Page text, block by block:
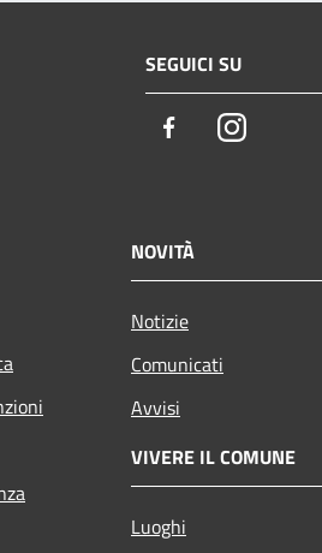
SEGUICI SU
FacebookInstagram
NOVITÀ
Notizie
Comunicati
Avvisi
VIVERE IL COMUNE
Luoghi